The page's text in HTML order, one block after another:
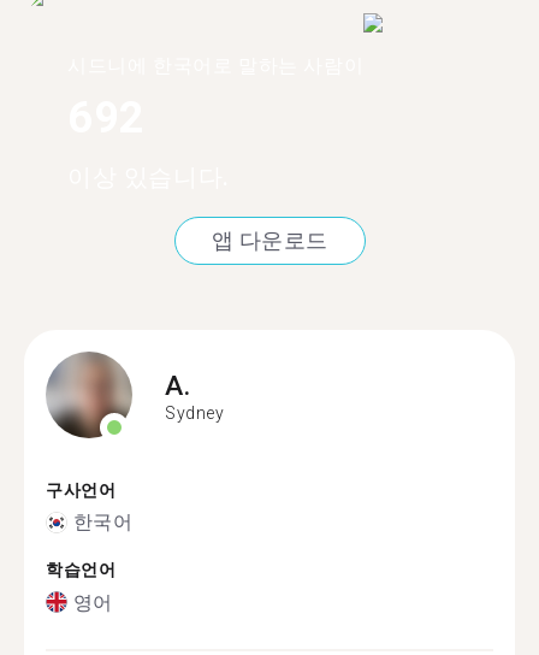
앱 다운로드
A.
Sydney
구사언어
한국어
학습언어
영어